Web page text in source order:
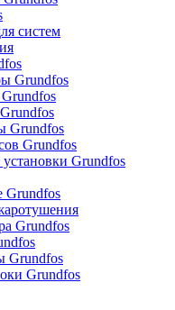
систем
Grundfos
Grundfos
Grundfos
Grundfos
Grundfos
Grundfos
Grundfos
Grundfos